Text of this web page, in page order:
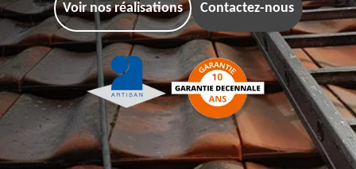
Voir nos réalisations Contactez-nous